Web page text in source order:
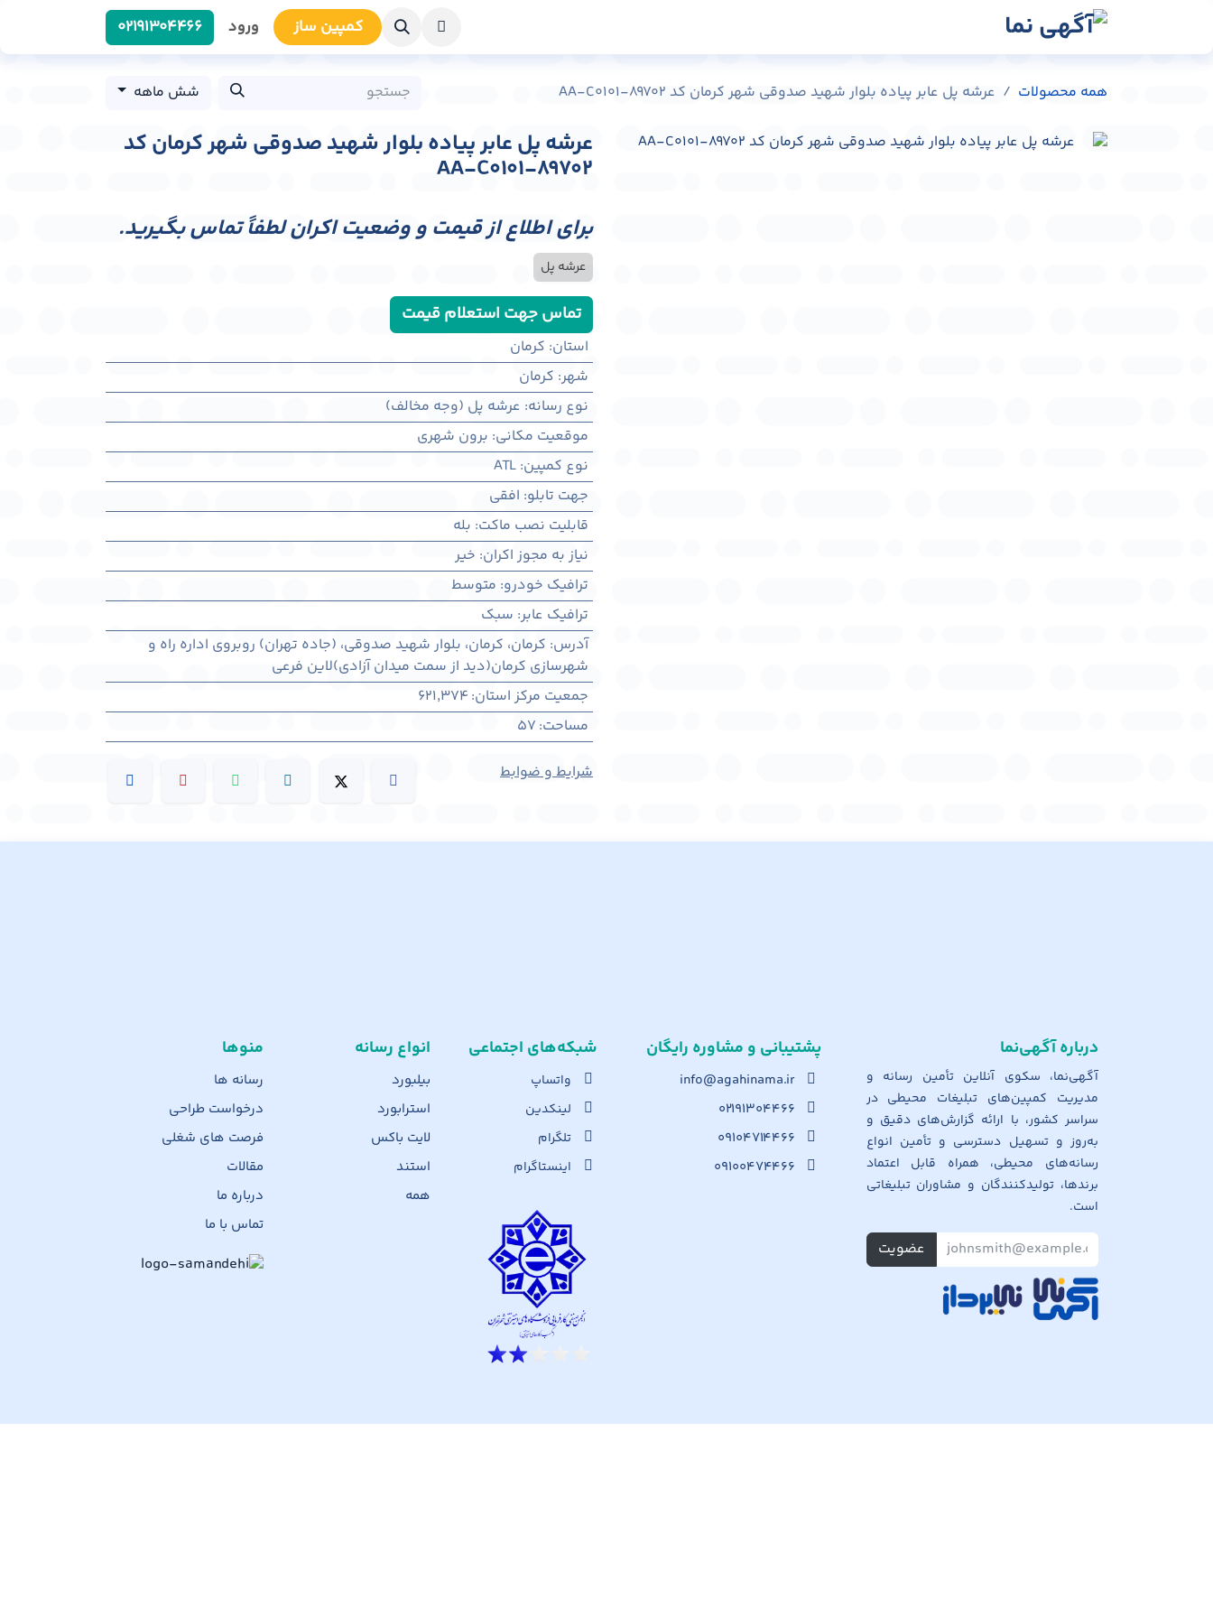
کمپین سا​​ز ورود 0219​1304466
همه محصولات عرشه پل عابر پیاده بلوار شهید صدوقی شهر کرمان کد AA-C0101-89702 شش ماهه
عرشه پل عابر پیاده بلوار شهید صدوقی شهر کرمان کد
AA-C0101-89702
برای اطلاع از قیمت و وضعیت اکران لطفاً تماس بگیرید.
عرشه پل
تماس جهت استعلام قیمت
استان: کرمان
شهر: كرمان
نوع رسانه: عرشه پل (وجه مخالف)
موقعیت مکانی: برون شهری
نوع کمپین:
ATL
جهت تابلو: افقی
قابلیت نصب ماکت: بله
نیاز به مجوز اکران: خیر
ترافیک خودرو: متوسط
ترافیک عابر: سبک
آدرس: کرمان، كرمان، بلوار شهید صدوقی، (جاده تهران) روبروی اداره راه و
شهرسازی کرمان(دید از سمت میدان آزادی)لاین فرعی
جمعیت مرکز استان:
621,374
مساحت:
57
شرایط و ضوابط
منوها
رسانه ها
درخواست طراحی
فرصت های شغلی
مقالات
درباره ما
تماس با ما
انواع رسانه
بیلبورد
استرابورد
لایت باکس
استند
همه
شبکه‌های اجت​ماعی
واتساپ
لینکدین
تلگرام
اینستاگرام
پشتیبانی و مشاوره رایگان
info@agahinama.ir
۰۲۱۹۱۳۰۴۴۶۶
۰۹۱۰۴۷۱۴۴۶۶
۰۹۱۰۰۴۷۴۴۶۶
درباره آگهی‌نما
آگهی‌نما، سکوی آنلاین تأمین رسانه و
مدیریت کمپین‌های تبلیغات محیطی در
سراسر کشور، با ارائه گزارش‌های دقیق و
به‌روز و تسهیل دسترسی و تأمین انواع
رسانه‌های محیطی، همراه قابل اعتماد
برندها، تولیدکنندگان و مشاوران تبلیغاتی
است.
عضویت